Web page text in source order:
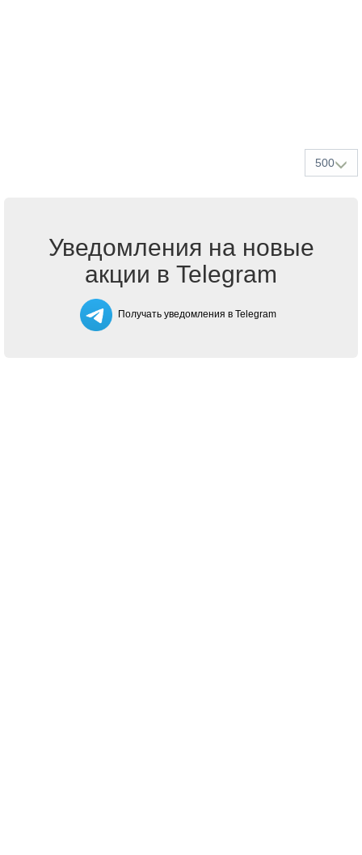
500
Уведомления на новые
акции в Telegram
Получать уведомления в Telegram